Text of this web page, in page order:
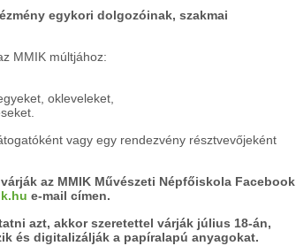
egykori dolgozóinak, szakmai
MMIK múltjához:
okleveleket,
vagy egy rendezvény résztvevőjeként
az MMIK Művészeti Népfőiskola Facebook
e-mail címen.
azt, akkor szeretettel várják július 18-án,
és digitalizálják a papíralapú anyagokat.